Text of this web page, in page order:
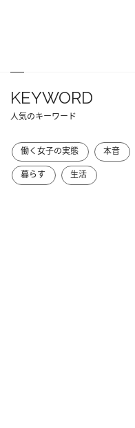
KEYWORD
人気のキーワード
働く女子の実態 本音
暮らす
生活